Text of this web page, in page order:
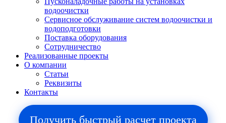
водоочистки
Сервисное обслуживание систем водоочистки и
водоподготовки
Поставка оборудования
Сотрудничество
Реализованные проекты
О компании
Cтатьи
Реквизиты
Контакты
Получить быстрый расчет проекта